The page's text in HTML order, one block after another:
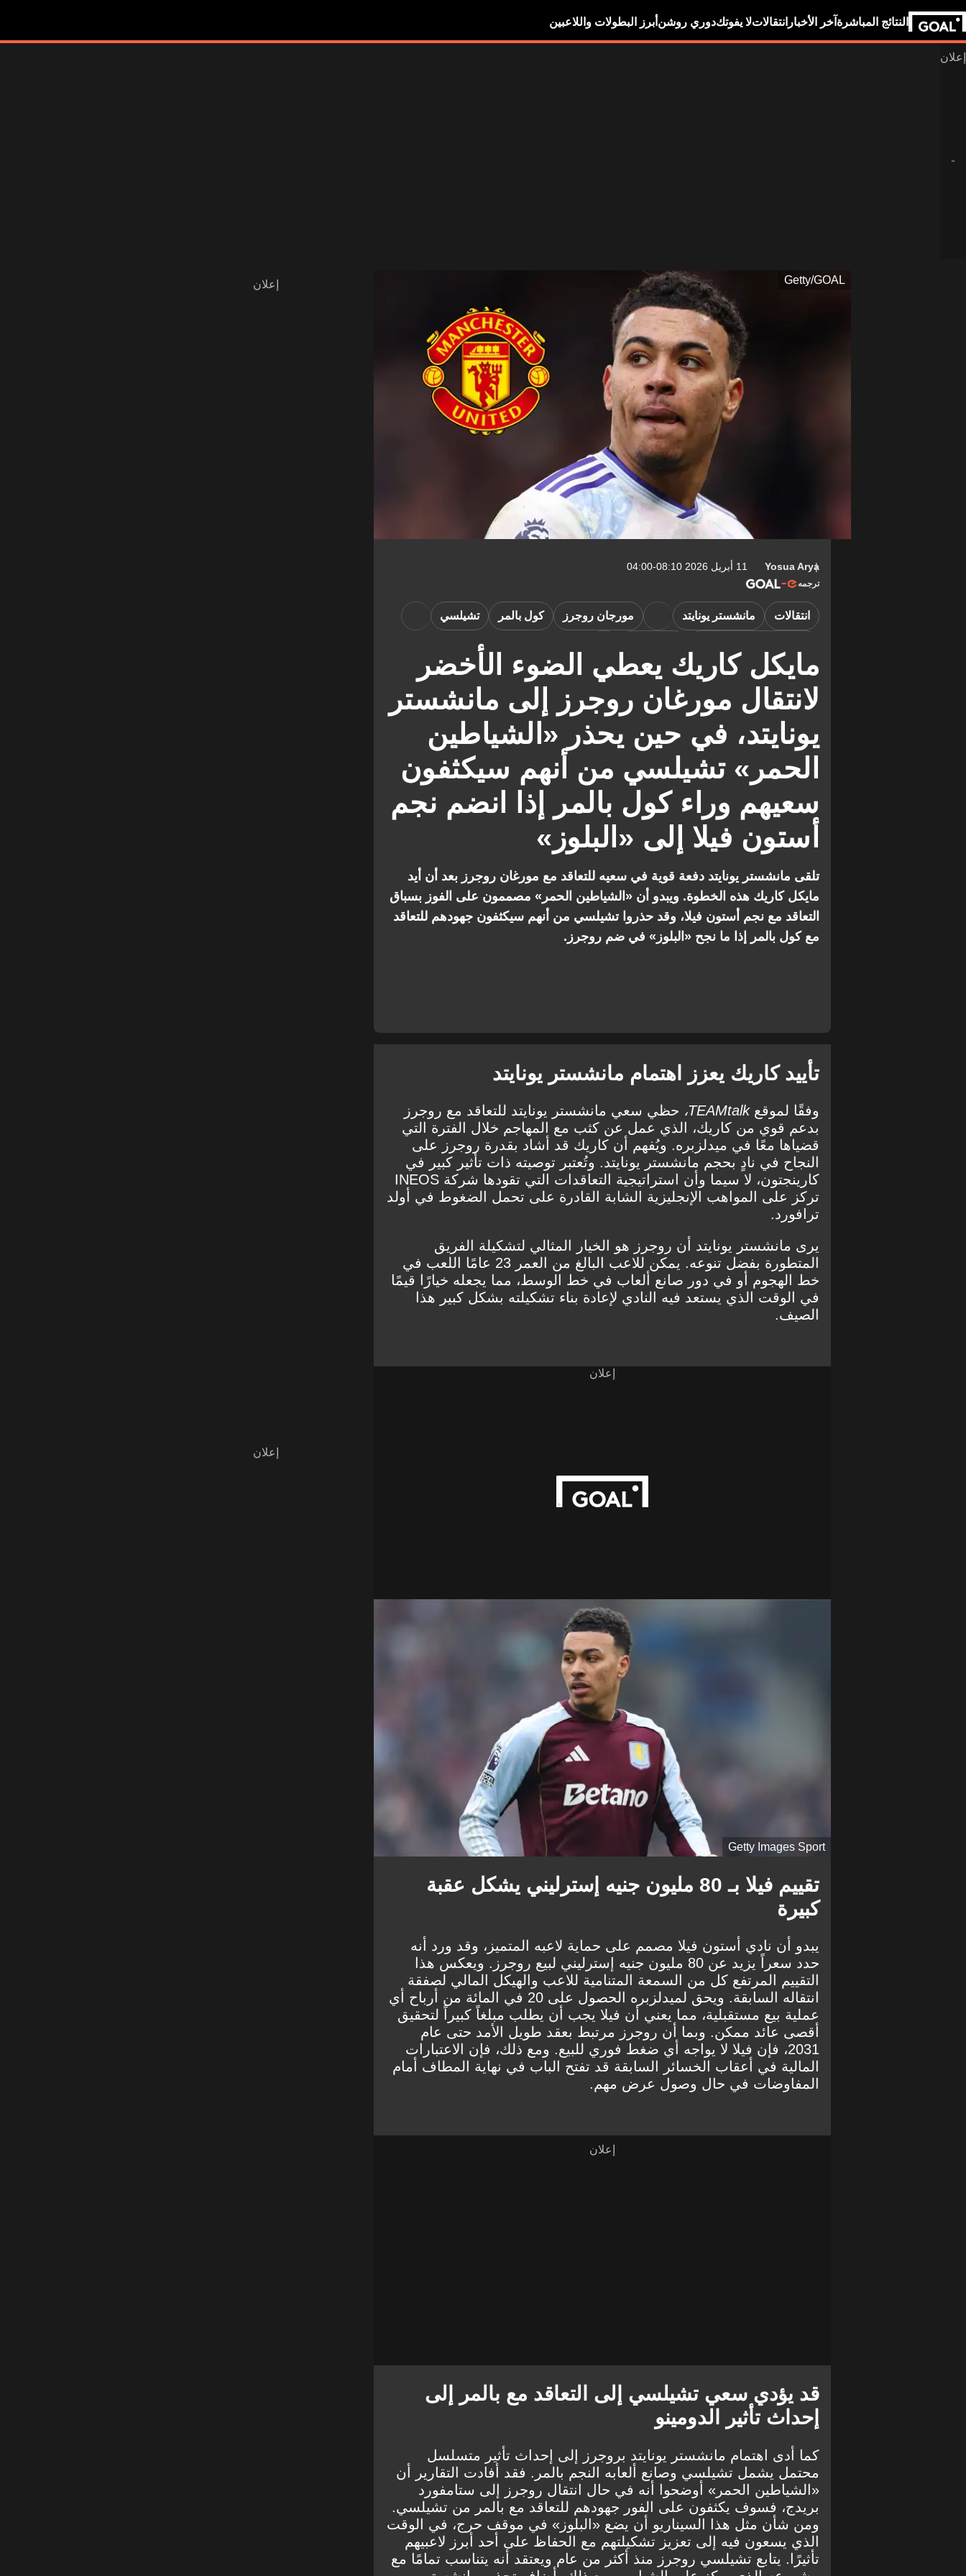
النتائج المباشرة آخر الأخبار انتقالاتلا يفوتكدوري روشن أبرز البطولات واللاعبين
Getty/GOAL
Yosua Arya 11 أبريل 2026 08:10-04:00
ترجمه
مايكل كاريك يعطي الضوء الأخضر
لانتقال مورغان روجرز إلى مانشستر
يونايتد، في حين يحذر «الشياطين
الحمر» تشيلسي من أنهم سيكثفون
سعيهم وراء كول بالمر إذا انضم نجم
أستون فيلا إلى «البلوز»
انتقالات مانشستر يونايتد مورجان روجرز كول بالمر تشيلسي
تلقى مانشستر يونايتد دفعة قوية في سعيه للتعاقد مع مورغان روجرز بعد أن أيد
مايكل كاريك هذه الخطوة. ويبدو أن «الشياطين الحمر» مصممون على الفوز بسباق
التعاقد مع نجم أستون فيلا، وقد حذروا تشيلسي من أنهم سيكثفون جهودهم للتعاقد
مع كول بالمر إذا ما نجح «البلوز» في ضم روجرز.
تأييد كاريك يعزز اهتمام مانشستر يونايتد
وفقًا لموقعTEAMtalk،
حظي سعي مانشستر يونايتد للتعاقد مع روجرز
بدعم قوي من كاريك، الذي عمل عن كثب مع المهاجم خلال الفترة التي
قضياها معًا في ميدلزبره. ويُفهم أن كاريك قد أشاد بقدرة روجرز على
النجاح في نادٍ بحجم مانشستر يونايتد. وتُعتبر توصيته ذات تأثير كبير في
كارينجتون، لا سيما وأن استراتيجية التعاقدات التي تقودها شركة INEOS
تركز على المواهب الإنجليزية الشابة القادرة على تحمل الضغوط في أولد
ترافورد.
يرى مانشستر يونايتد أن روجرز هو الخيار المثالي لتشكيلة الفريق
المتطورة بفضل تنوعه. يمكن للاعب البالغ من العمر 23 عامًا اللعب في
خط الهجوم أو في دور صانع ألعاب في خط الوسط، مما يجعله خيارًا قيمًا
في الوقت الذي يستعد فيه النادي لإعادة بناء تشكيلته بشكل كبير هذا
الصيف.
إعلان
Getty Images Sport
تقييم فيلا بـ 80 مليون جنيه إسترليني يشكل عقبة
كبيرة
يبدو أن نادي أستون فيلا مصمم على حماية لاعبه المتميز، وقد ورد أنه
حدد سعراً يزيد عن 80 مليون جنيه إسترليني لبيع روجرز. ويعكس هذا
التقييم المرتفع كل من السمعة المتنامية للاعب والهيكل المالي لصفقة
انتقاله السابقة. ويحق لميدلزبره الحصول على 20 في المائة من أرباح أي
عملية بيع مستقبلية، مما يعني أن فيلا يجب أن يطلب مبلغاً كبيراً لتحقيق
أقصى عائد ممكن. وبما أن روجرز مرتبط بعقد طويل الأمد حتى عام
2031، فإن فيلا لا يواجه أي ضغط فوري للبيع. ومع ذلك، فإن الاعتبارات
المالية في أعقاب الخسائر السابقة قد تفتح الباب في نهاية المطاف أمام
المفاوضات في حال وصول عرض مهم.
قد يؤدي سعي تشيلسي إلى التعاقد مع بالمر إلى
إحداث تأثير الدومينو
كما أدى اهتمام مانشستر يونايتد بروجرز إلى إحداث تأثير متسلسل
محتمل يشمل تشيلسي وصانع ألعابه النجم بالمر. فقد أفادت التقارير أن
«الشياطين الحمر» أوضحوا أنه في حال انتقال روجرز إلى ستامفورد
بريدج، فسوف يكثفون على الفور جهودهم للتعاقد مع بالمر من تشيلسي.
ومن شأن مثل هذا السيناريو أن يضع «البلوز» في موقف حرج، في الوقت
الذي يسعون فيه إلى تعزيز تشكيلتهم مع الحفاظ على أحد أبرز لاعبيهم
تأثيرًا. يتابع تشيلسي روجرز منذ أكثر من عام ويعتقد أنه يتناسب تمامًا مع